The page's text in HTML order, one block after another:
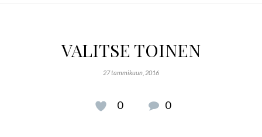
VALITSE TOINEN
27 tammikuun, 2016
0 0